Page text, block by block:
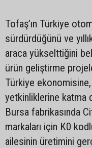
Tofaş’ın Türkiye
sürdürdüğünü ve
araca yükselttiğini
ürün geliştirme
Türkiye
yetkinliklerine katma
Bursa fabrikasında
markaları için K0
ailesinin üretimini